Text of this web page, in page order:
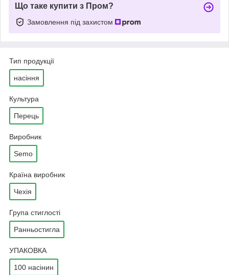
Що таке купити з Пром?
Замовлення під захистом
Тип продукції
насіння
Культура
Перець
Виробник
Semo
Країна виробник
Чехія
Група стиглості
Ранньостигла
УПАКОВКА
100 насінин